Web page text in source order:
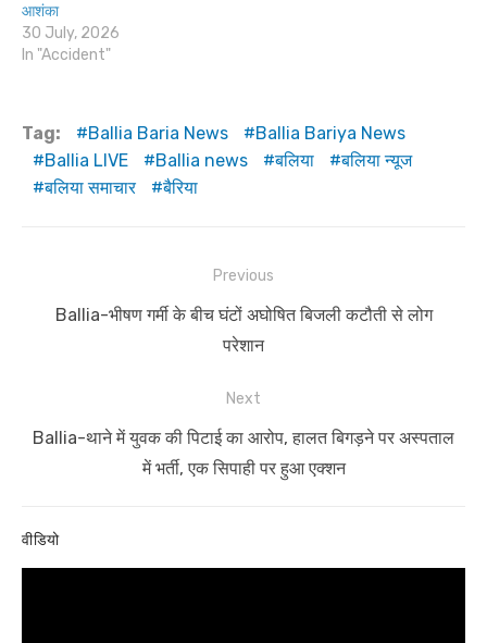
आशंका
30 July, 2026
In "Accident"
Tag: Ballia Baria News
Ballia Bariya News
Ballia LIVE
Ballia news बलिया
बलिया न्यूज
बलिया समाचार
बैरिया
navigation
Previous
Previous
Ballia-भीषण गर्मी के बीच घंटों अघोषित बिजली कटौती से लोग
परेशान
Next
Next
Ballia-थाने में युवक की पिटाई का आरोप, हालत बिगड़ने पर अस्पताल
में भर्ती, एक सिपाही पर हुआ एक्शन
वीडियो